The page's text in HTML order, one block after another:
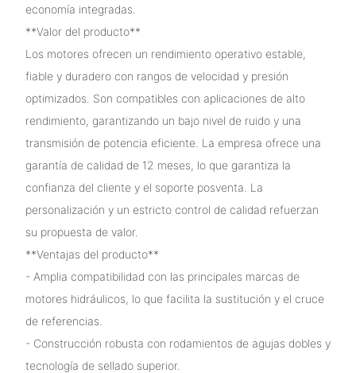
economía integradas.
**Valor del producto**
Los motores ofrecen un rendimiento operativo estable,
fiable y duradero con rangos de velocidad y presión
optimizados. Son compatibles con aplicaciones de alto
rendimiento, garantizando un bajo nivel de ruido y una
transmisión de potencia eficiente. La empresa ofrece una
garantía de calidad de 12 meses, lo que garantiza la
confianza del cliente y el soporte posventa. La
personalización y un estricto control de calidad refuerzan
su propuesta de valor.
**Ventajas del producto**
- Amplia compatibilidad con las principales marcas de
motores hidráulicos, lo que facilita la sustitución y el cruce
de referencias.
- Construcción robusta con rodamientos de agujas dobles y
tecnología de sellado superior.